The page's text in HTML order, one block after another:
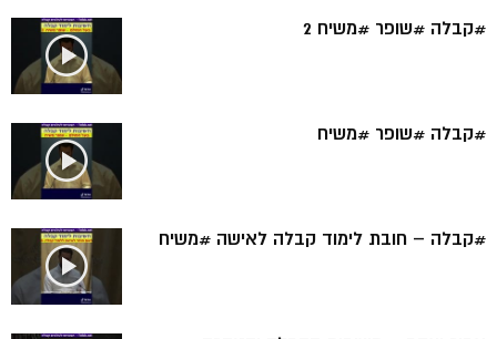
#קבלה #שופר #משיח 2
#קבלה #שופר #משיח
#קבלה – חובת לימוד קבלה לאישה #משיח